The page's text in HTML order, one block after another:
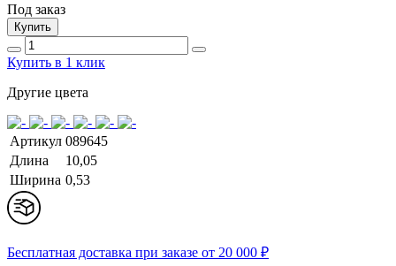
Под заказ
Купить
Купить в 1 клик
Другие цвета
Артикул 089645
Длина
10,05
Ширина 0,53
Бесплатная доставка при заказе от 20 000 ₽